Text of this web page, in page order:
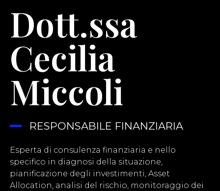
Dott.ssa
Cecilia
Miccoli
RESPONSABILE FINANZIARIA
Esperta di consulenza finanziaria e nello
specifico in diagnosi della situazione,
pianificazione degli investimenti, Asset
Allocation, analisi del rischio, monitoraggio dei